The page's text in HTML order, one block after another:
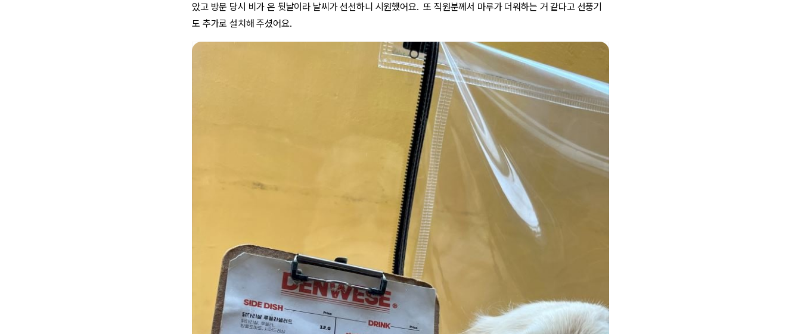
았고 방문 당시 비가 온 뒷날이라 날씨가 선선하니 시원했어요. 또 직원분께서 마루가 더워하는 거 같다고 선풍기
도 추가로 설치해 주셨어요.